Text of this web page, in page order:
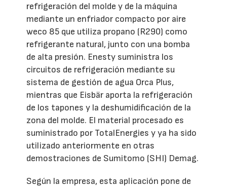
refrigeración del molde y de la máquina
mediante un enfriador compacto por aire
weco 85 que utiliza propano (R290) como
refrigerante natural, junto con una bomba
de alta presión. Enesty suministra los
circuitos de refrigeración mediante su
sistema de gestión de agua Orca Plus,
mientras que Eisbär aporta la refrigeración
de los tapones y la deshumidificación de la
zona del molde. El material procesado es
suministrado por TotalEnergies y ya ha sido
utilizado anteriormente en otras
demostraciones de Sumitomo (SHI) Demag.
Según la empresa, esta aplicación pone de